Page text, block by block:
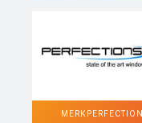
MERK PERFECTION